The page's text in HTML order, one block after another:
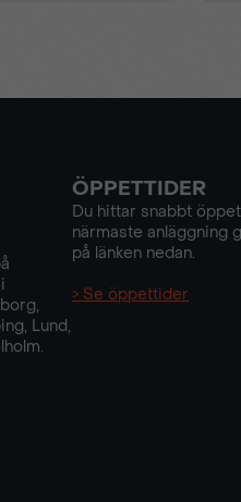
Lund,
ÖPPETTIDER
Du hittar snabbt
närmaste anläggning
på länken nedan.
> Se öppettider